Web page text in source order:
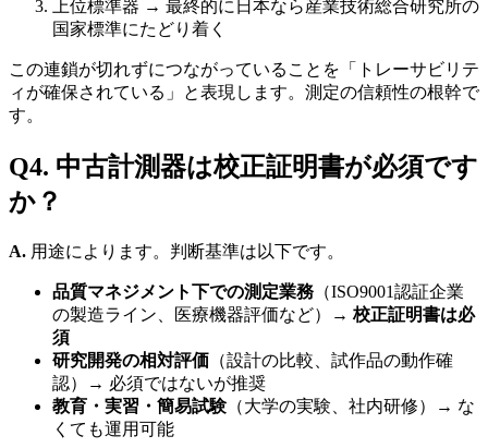
上位標準器 → 最終的に日本なら産業技術総合研究所の
国家標準にたどり着く
この連鎖が切れずにつながっていることを「トレーサビリテ
ィが確保されている」と表現します。測定の信頼性の根幹で
す。
Q4. 中古計測器は校正証明書が必須です
か？
A. 用途によります。判断基準は以下です。
品質マネジメント下での測定業務 （ISO9001認証企業
の製造ライン、医療機器評価など）→ 校正証明書は必
須
研究開発の相対評価 （設計の比較、試作品の動作確
認）→ 必須ではないが推奨
教育・実習・簡易試験（大学の実験、社内研修）→ な
くても運用可能